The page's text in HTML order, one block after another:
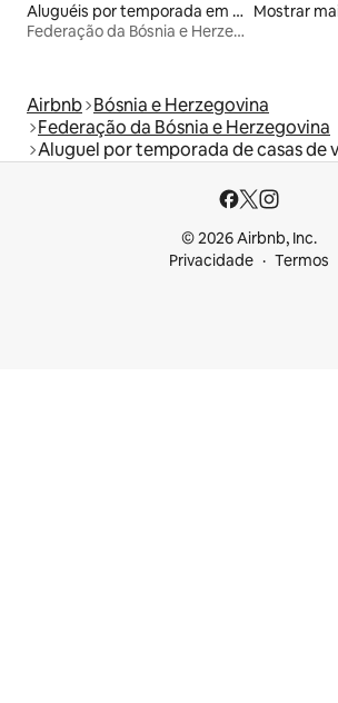
Aluguéis por temporada em hotéis-fazenda
Federação da Bósnia e Herzegovina
Mostrar
Airbnb Bósnia e Herzegovina
Federação da Bósnia e Herzegovina
Aluguel por temporada de casas de
© 2026 Airbnb, Inc.
Privacidade
Termos